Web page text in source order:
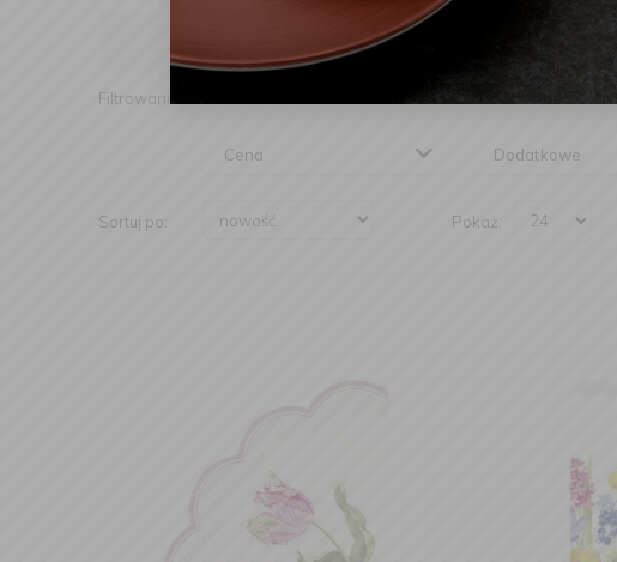
Filtrowanie: Rodzaj serwetki
Cena Dodatkowe
Sortuj po: Pokaż: